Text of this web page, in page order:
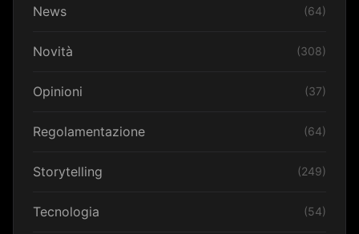
News (64)
Novità (308)
Opinioni (37)
Regolamentazione (64)
Storytelling (249)
Tecnologia (54)